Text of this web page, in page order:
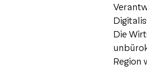
Die
Region